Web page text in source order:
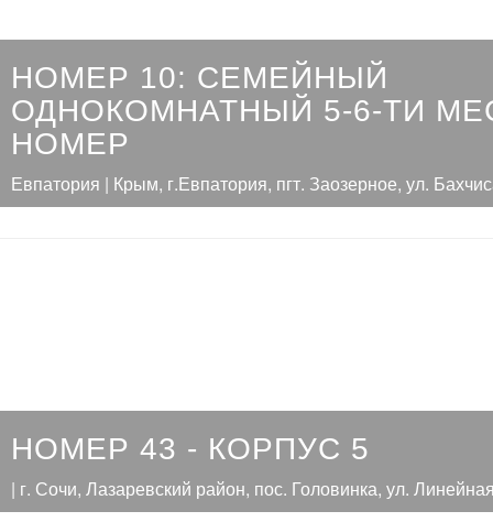
НОМЕР 10: СЕМЕЙНЫЙ
ОДНОКОМНАТНЫЙ 5-6-ТИ
НОМЕР
Евпатория | Крым, г.Евпатория, пгт. Заозерное, ул.
НОМЕР 43 - КОРПУС 5
| г. Сочи, Лазаревский район, пос. Головинка, ул.